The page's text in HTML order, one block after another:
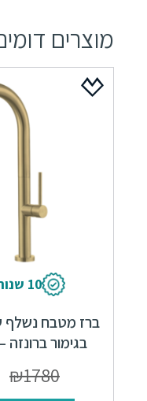
מוצרים
10 שנות אחריות
ברז מטבח נשלף
בגימור ברונזה – 10 שנות אחריות
₪1780